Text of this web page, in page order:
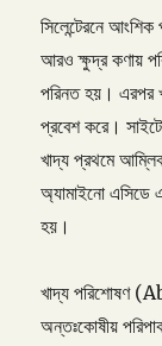
সিলেন্টেরনে
আরও ক্ষুদ্র কণায়
পরিনত হয়। এরপর
প্রবেশ করে।
খাদ্য প্রথমে আম্লিক
অ্যামাইনো এসিডে
হয়।
খাদ্য পরিশোষণ
অন্তঃকোষীয়